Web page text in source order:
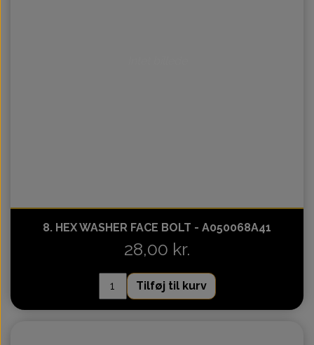
8. HEX WASHER FACE BOLT - A050068A41
28,00 kr.
Tilføj til kurv